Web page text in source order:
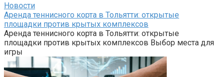
Новости
Аренда теннисного корта в Тольятти: открытые
площадки против крытых комплексов
Аренда теннисного корта в Тольятти: открытые
площадки против крытых комплексов Выбор места для
игры